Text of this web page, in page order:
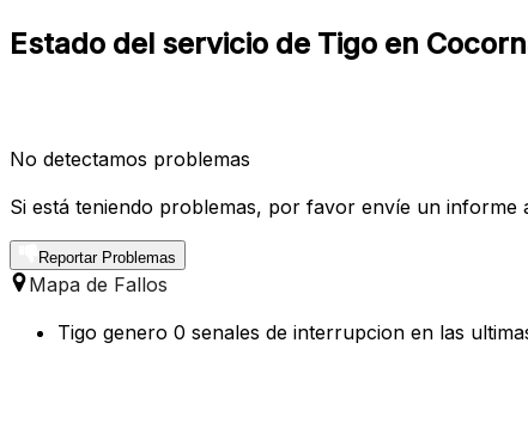
Estado del servicio de Tigo en
No detectamos problemas
Si está teniendo problemas, por favor envíe un informe
Reportar Problemas
Mapa de Fallos
Tigo genero 0 senales de interrupcion en las